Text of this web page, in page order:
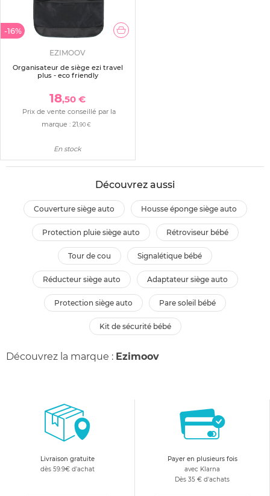
-16%
EZIMOOV
Organisateur de siège ezi travel
plus - eco friendly
18,50 €
Prix de vente conseillé par la
marque :21 ,90 €
En stock
Découvrez aussi
couverture siège auto housse éponge siège auto
protection pluie siège auto rétroviseur bébé
tour de cou signalétique bébé
réducteur siège auto adaptateur siège auto
protection siège auto pare soleil bébé
kit de sécurité bébé
Découvrez la marque : Ezimoov
Livraison gratuite
dès 59.9€ d'achat
Payer en plusieurs fois
avec Klarna
Dès 35 € d'achats